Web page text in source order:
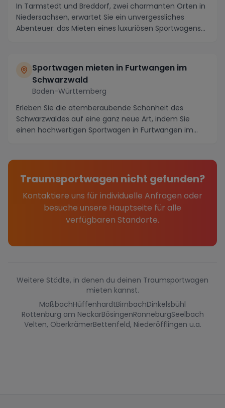
In Tarmstedt und Breddorf, zwei charmanten Orten in
Niedersachsen, erwartet Sie ein unvergessliches
Abenteuer: das Mieten eines luxuriösen Sportwagens...
Sportwagen mieten in Furtwangen im
Schwarzwald
Baden-Württemberg
Erleben Sie die atemberaubende Schönheit des
Schwarzwaldes auf eine ganz neue Art, indem Sie
einen hochwertigen Sportwagen in Furtwangen im
Traumsportwagen nicht gefunden?
Kontaktiere uns für individuelle Anfragen oder
besuche unsere Hauptseite für alle
verfügbaren Standorte.
Weitere Städte, in denen du deinen Traumsportwagen
mieten kannst.
MaßbachHüffenhardtBirnbachDinkelsbühl
Rottenburg am NeckarBösingenRonneburgSeelbach
Velten, OberkrämerBettenfeld, Niederöfflingen u.a.